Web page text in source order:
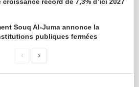
record de 7,3% d’ici 2027
Souq Al-Juma annonce la
publiques fermées